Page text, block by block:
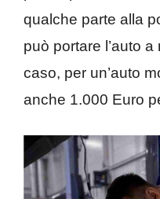
qualche parte alla
può portare l’auto
caso, per un’auto
anche 1.000 Euro